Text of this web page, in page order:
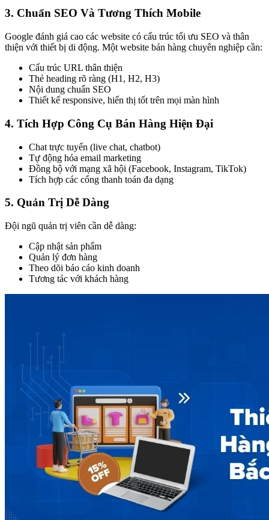
3. Chuẩn SEO Và Tương Thích Mobile
Google đánh giá cao các website có cấu trúc tối ưu SEO và thân
thiện với thiết bị di động. Một website bán hàng chuyên nghiệp cần:
Cấu trúc URL thân thiện
Thẻ heading rõ ràng (H1, H2, H3)
Nội dung chuẩn SEO
Thiết kế responsive, hiển thị tốt trên mọi màn hình
4. Tích Hợp Công Cụ Bán Hàng Hiện Đại
Chat trực tuyến (live chat, chatbot)
Tự động hóa email marketing
Đồng bộ với mạng xã hội (Facebook, Instagram, TikTok)
Tích hợp các cổng thanh toán đa dạng
5. Quản Trị Dễ Dàng
Đội ngũ quản trị viên cần dễ dàng:
Cập nhật sản phẩm
Quản lý đơn hàng
Theo dõi báo cáo kinh doanh
Tương tác với khách hàng